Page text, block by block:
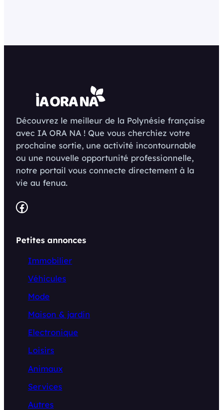
Découvrez le meilleur de la Polynésie française
avec IA ORA NA ! Que vous cherchiez votre
prochaine sortie, une activité incontournable
ou une nouvelle opportunité professionnelle,
notre portail vous connecte directement à la
vie au fenua.
Facebook
Petites annonces
Immobilier
Véhicules
Mode
Maison & jardin
Electronique
Loisirs
Animaux
Services
Autres